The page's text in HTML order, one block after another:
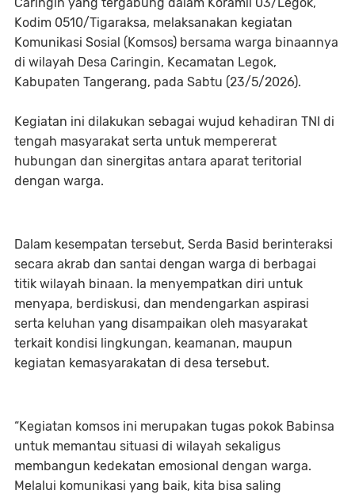
Kodim 0510/Tigaraksa, melaksanakan kegiatan
Komunikasi Sosial (Komsos) bersama warga binaannya
di wilayah Desa Caringin, Kecamatan Legok,
Kabupaten Tangerang, pada Sabtu (23/5/2026).
Kegiatan ini dilakukan sebagai wujud kehadiran TNI di
tengah masyarakat serta untuk mempererat
hubungan dan sinergitas antara aparat teritorial
dengan warga.
Dalam kesempatan tersebut, Serda Basid berinteraksi
secara akrab dan santai dengan warga di berbagai
titik wilayah binaan. Ia menyempatkan diri untuk
menyapa, berdiskusi, dan mendengarkan aspirasi
serta keluhan yang disampaikan oleh masyarakat
terkait kondisi lingkungan, keamanan, maupun
kegiatan kemasyarakatan di desa tersebut.
“Kegiatan komsos ini merupakan tugas pokok Babinsa
untuk memantau situasi di wilayah sekaligus
membangun kedekatan emosional dengan warga.
Melalui komunikasi yang baik, kita bisa saling